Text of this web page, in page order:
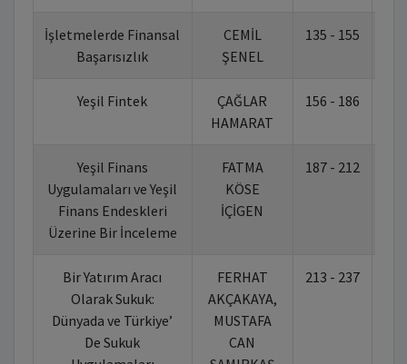
İşletmelerde Finansal
Başarısızlık
CEMİL
ŞENEL
135 - 155
Yeşil Fintek
ÇAĞLAR
HAMARAT
156 - 186
Yeşil Finans
Uygulamaları ve Yeşil
Finans Endeskleri
Üzerine Bir İnceleme
FATMA
KÖSE
İÇİGEN
187 - 212
Bir Yatırım Aracı
Olarak Sukuk:
Dünyada ve Türkiye’
De Sukuk
FERHAT
AKÇAKAYA,
MUSTAFA
CAN
213 - 237